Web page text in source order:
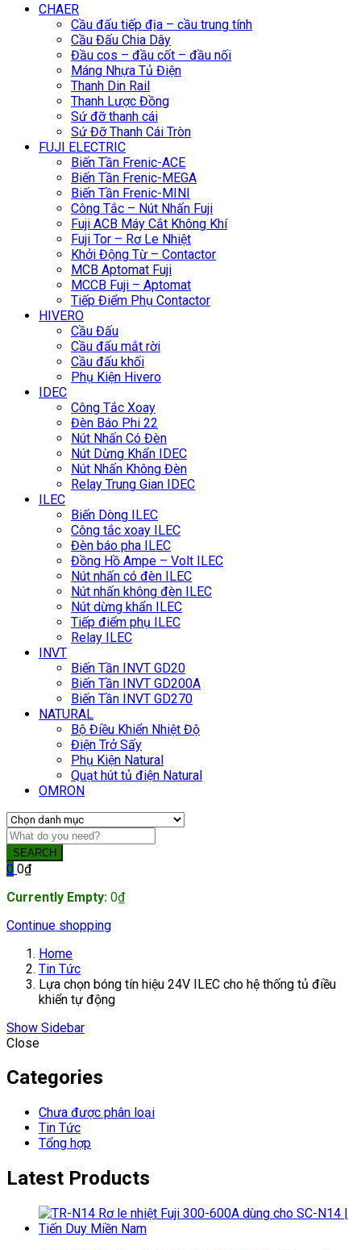
CHAER
Cầu đấu tiếp địa – cầu trung tính
Cầu Đấu Chia Dây
Đầu cos – đầu cốt – đầu nối
Máng Nhựa Tủ Điện
Thanh Din Rail
Thanh Lược Đồng
Sứ đỡ thanh cái
Sứ Đỡ Thanh Cái Tròn
FUJI ELECTRIC
Biến Tần Frenic-ACE
Biến Tần Frenic-MEGA
Biến Tần Frenic-MINI
Công Tắc – Nút Nhấn Fuji
Fuji ACB Máy Cắt Không Khí
Fuji Tor – Rơ Le Nhiệt
Khởi Động Từ – Contactor
MCB Aptomat Fuji
MCCB Fuji – Aptomat
Tiếp Điểm Phụ Contactor
HIVERO
Cầu Đấu
Cầu đấu mắt rời
Cầu đấu khối
Phụ Kiện Hivero
IDEC
Công Tắc Xoay
Đèn Báo Phi 22
Nút Nhấn Có Đèn
Nút Dừng Khẩn IDEC
Nút Nhấn Không Đèn
Relay Trung Gian IDEC
ILEC
Biến Dòng ILEC
Công tắc xoay ILEC
Đèn báo pha ILEC
Đồng Hồ Ampe – Volt ILEC
Nút nhấn có đèn ILEC
Nút nhấn không đèn ILEC
Nút dừng khẩn ILEC
Tiếp điểm phụ ILEC
Relay ILEC
INVT
Biến Tần INVT GD20
Biến Tần INVT GD200A
Biến Tần INVT GD270
NATURAL
Bộ Điều Khiển Nhiệt Độ
Điện Trở Sấy
Phụ Kiện Natural
Quạt hút tủ điện Natural
OMRON
SEARCH
0 0₫
Currently Empty: 0₫
Continue shopping
Home
Tin Tức
Lựa chọn bóng tín hiệu 24V ILEC cho hệ thống tủ điều
khiển tự động
Show Sidebar
Close
Categories
Chưa được phân loại
Tin Tức
Tổng hợp
Latest Products